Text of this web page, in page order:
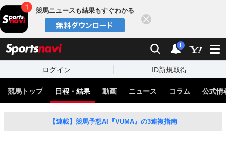
競馬ニュースも結果もすぐわかる
検索 通知
i
ログイン ID新規取得
競馬トップ 日程・結果 動画 ニュース コラム 公式情
【連載】競馬予想AI『VUMA』の3連複指南